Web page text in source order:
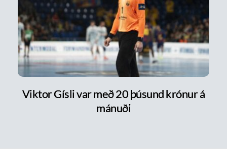
Viktor Gísli var með 20 þúsund krónur á
mánuði